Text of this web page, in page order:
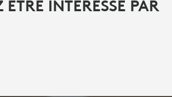
INTÉRESSÉ PAR